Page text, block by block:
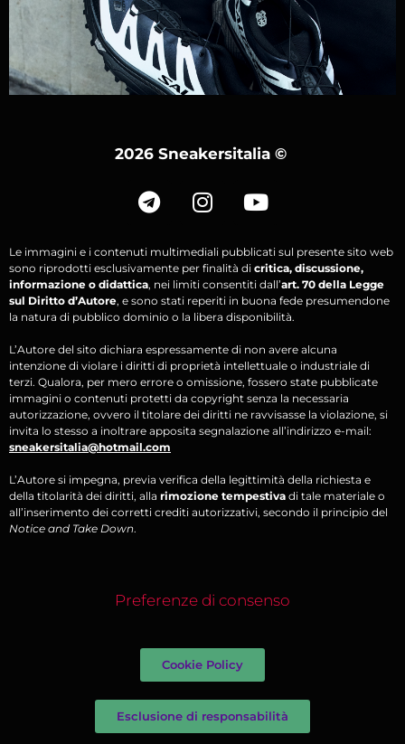
2026 Sneakersitalia ©
Le immagini e i contenuti multimediali pubblicati sul presente sito web
sono riprodotti esclusivamente per finalità di critica, discussione,
informazione o didattica, nei limiti consentiti dall’art. 70 della Legge
sul Diritto d’Autore, e sono stati reperiti in buona fede presumendone
la natura di pubblico dominio o la libera disponibilità.
L’Autore del sito dichiara espressamente di non avere alcuna
intenzione di violare i diritti di proprietà intellettuale o industriale di
terzi. Qualora, per mero errore o omissione, fossero state pubblicate
immagini o contenuti protetti da copyright senza la necessaria
autorizzazione, ovvero il titolare dei diritti ne ravvisasse la violazione, si
invita lo stesso a inoltrare apposita segnalazione all’indirizzo e-mail:
sneakersitalia@hotmail.com
L’Autore si impegna, previa verifica della legittimità della richiesta e
della titolarità dei diritti, alla rimozione tempestiva di tale materiale o
all’inserimento dei corretti crediti autorizzativi, secondo il principio del
Notice and Take Down.
Preferenze di consenso
Cookie Policy
Esclusione di responsabilità